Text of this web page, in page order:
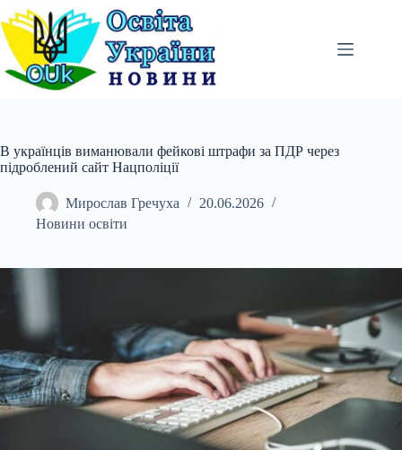
Перейти
до
вмісту
В українців виманювали фейкові штрафи за ПДР через
підроблений сайт Нацполіції
Мирослав Гречуха
20.06.2026
Новини освіти